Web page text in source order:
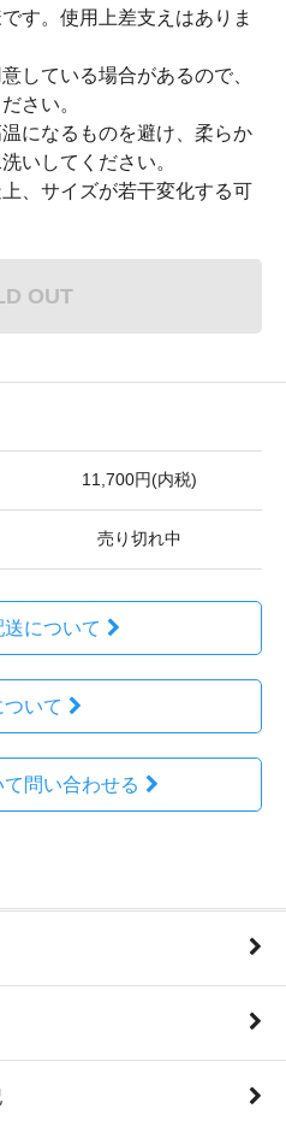
す。使用上差支えはありま
している場合があるので、
さい。
になるものを避け、柔らか
いしてください。
、サイズが若干変化する可
OUT
11,700円(内税)
売り切れ中
について
いて
問い合わせる